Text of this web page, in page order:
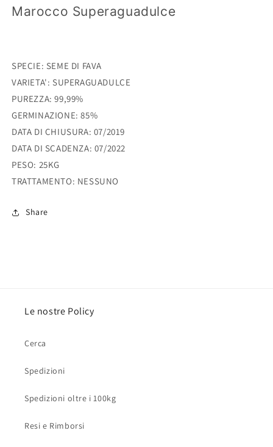
Semi
Superaguadulce
Semi
Superaguadulce
Marocco Superaguadulce
SPECIE: SEME DI FAVA
VARIETA': SUPERAGUADULCE
PUREZZA: 99,99%
GERMINAZIONE: 85%
DATA DI CHIUSURA: 07/2019
DATA DI SCADENZA: 07/2022
PESO: 25KG
TRATTAMENTO: NESSUNO
Share
Le nostre Policy
Cerca
Spedizioni
Spedizioni oltre i 100kg
Resi e Rimborsi